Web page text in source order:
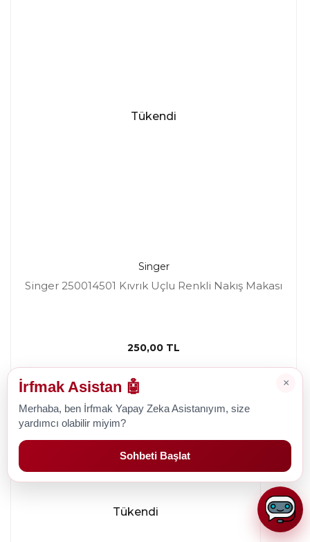
Tükendi
Singer
Singer 250014501 Kıvrık Uçlu Renkli Nakış Makası
250,00 TL
Tükendi
×
İrfmak Asistan 🤖
Merhaba, ben İrfmak Yapay Zeka Asistanıyım, size
yardımcı olabilir miyim?
Sohbeti Başlat